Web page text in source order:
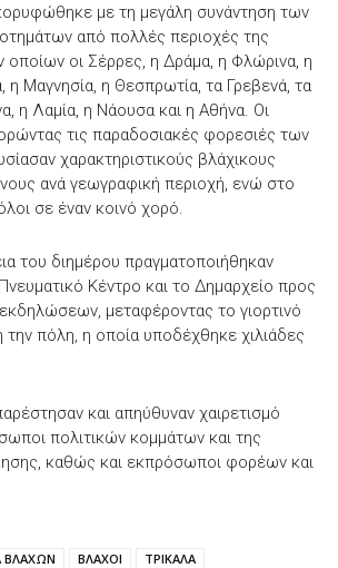
με τη μεγάλη συνάντηση των
από πολλές περιοχές της
οι Σέρρες, η Δράμα, η Φλώρινα, η
η Μαγνησία, η Θεσπρωτία, τα Γρεβενά, τα
η Λαμία, η Νάουσα και η Αθήνα. Οι
τις παραδοσιακές φορεσιές των
χαρακτηριστικούς βλάχικους
ανά γεωγραφική περιοχή, ενώ στο
σε έναν κοινό χορό.
του διημέρου πραγματοποιήθηκαν
Κέντρο και το Δημαρχείο προς
μεταφέροντας το γιορτινό
την πόλη, η οποία υποδέχθηκε χιλιάδες
και απηύθυναν χαιρετισμό
πολιτικών κομμάτων και της
καθώς και εκπρόσωποι φορέων και
ΒΛΑΧΟΙ ΤΡΙΚΑΛΑ